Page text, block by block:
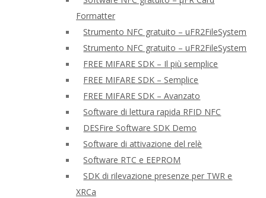
Formatter
Strumento NFC gratuito – uFR2FileSystem
Strumento NFC gratuito – uFR2FileSystem
FREE MIFARE SDK – Il più semplice
FREE MIFARE SDK – Semplice
FREE MIFARE SDK – Avanzato
Software di lettura rapida RFID NFC
DESFire Software SDK Demo
Software di attivazione del relè
Software RTC e EEPROM
SDK di rilevazione presenze per TWR e
XRCa